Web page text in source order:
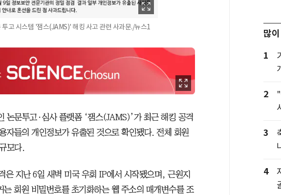
고 시스템 '잼스(JAMS)' 해킹 사고 관련 사과문./뉴스1
논문투고·심사 플랫폼 ‘잼스(JAMS)’가 최근 해킹 공격
자들의 개인정보가 유출된 것으로 확인됐다. 전체 회원
모다.
은 지난 6일 새벽 미국 우회 IP에서 시작됐으며, 근원지
회원 비밀번호를 초기화하는 웹 주소의 매개변수를 조
많
1
2
3
4